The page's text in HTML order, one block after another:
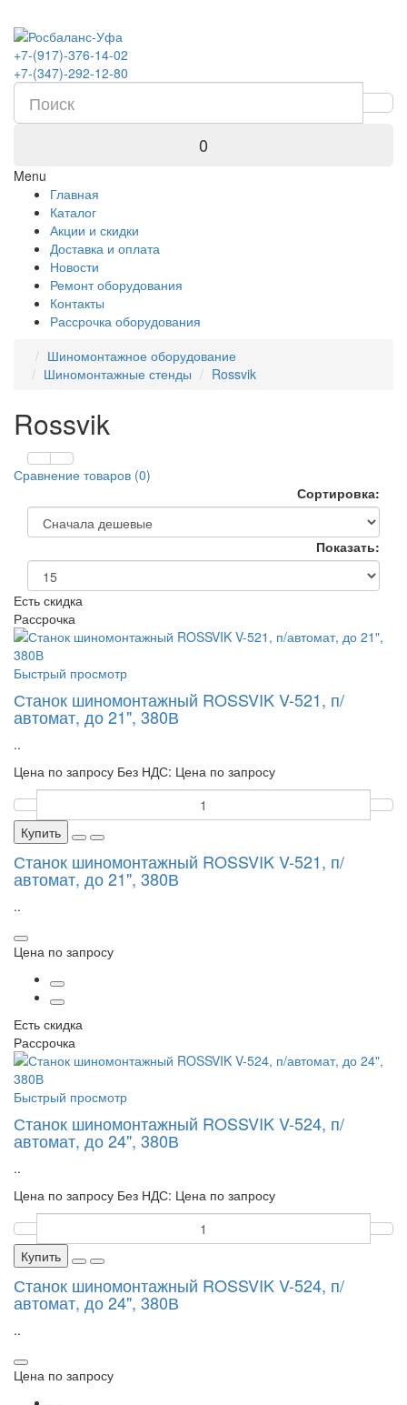
+7-(917)-376-14-02
+7-(347)-292-12-80
0
Menu
Главная
Каталог
Акции и скидки
Доставка и оплата
Новости
Ремонт оборудования
Контакты
Рассрочка оборудования
Шиномонтажное оборудование
Шиномонтажные стенды
Rossvik
Rossvik
Сравнение товаров (0)
Сортировка:
Показать:
Есть скидка
Рассрочка
Быстрый просмотр
Станок шиномонтажный ROSSVIK V-521, п/
автомат, до 21", 380В
..
Цена по запросу Без НДС: Цена по запросу
Купить
Станок шиномонтажный ROSSVIK V-521, п/
автомат, до 21", 380В
..
Цена по запросу
Есть скидка
Рассрочка
Быстрый просмотр
Станок шиномонтажный ROSSVIK V-524, п/
автомат, до 24", 380В
..
Цена по запросу Без НДС: Цена по запросу
Купить
Станок шиномонтажный ROSSVIK V-524, п/
автомат, до 24", 380В
..
Цена по запросу